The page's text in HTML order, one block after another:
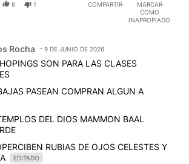
6 1 COMPARTIR
MARCAR
COMO
INAPROPIADO
Carlos Rocha.
Rocha 9 DE JUNIO DE 2026
SON PARA LAS CLASES
PASEAN COMPRAN ALGUN A
DEL DIOS MAMMON BAAL
RUBIAS DE OJOS CELESTES Y
EDITADO